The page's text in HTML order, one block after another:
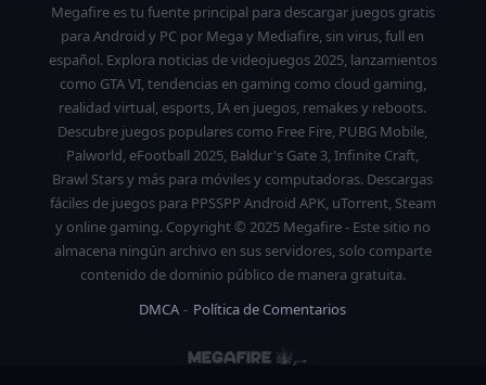
Megafire es tu fuente principal para descargar juegos gratis
para Android y PC por Mega y Mediafire, sin virus, full en
español. Explora noticias de videojuegos 2025, lanzamientos
como GTA VI, tendencias en gaming como cloud gaming,
realidad virtual, esports, IA en juegos, remakes y reboots.
Descubre juegos populares como Free Fire, PUBG Mobile,
Palworld, eFootball 2025, Baldur's Gate 3, Infinite Craft,
Brawl Stars y más para móviles y computadoras. Descargas
fáciles de juegos para PPSSPP Android APK, uTorrent, Steam
y online gaming. Copyright © 2025 Megafire - Este sitio no
almacena ningún archivo en sus servidores, solo comparte
contenido de dominio público de manera gratuita.
DMCA
Política de Comentarios